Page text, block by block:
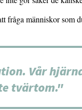
fråga människor som
Vår
tvärtom."